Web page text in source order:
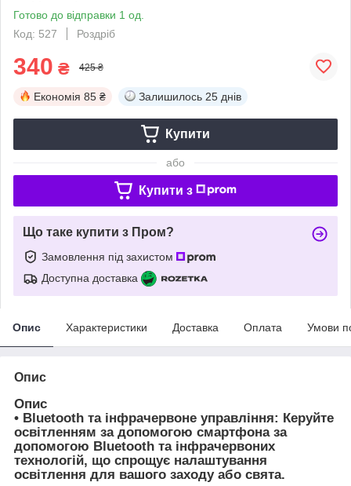
Готово до відправки 1 од.
Код: 527
Роздріб
340 ₴ 425 ₴
Економія 85 ₴ Залишилось 25 днів
Купити
або
Купити з
Що таке купити з Пром?
Замовлення під захистом
Доступна доставка
Опис Характеристики Доставка Оплата Умови
Опис
Опис
• Bluetooth та інфрачервоне управління: Керуйте
освітленням за допомогою смартфона за
допомогою Bluetooth та інфрачервоних
технологій, що спрощує налаштування
освітлення для вашого заходу або свята.